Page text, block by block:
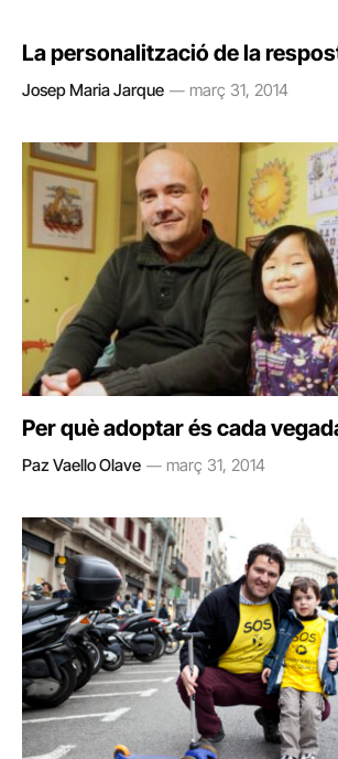
La personalització de la
Josep Maria Jarque març 31, 2014
Per què adoptar és cada
Paz Vaello Olave març 31, 2014